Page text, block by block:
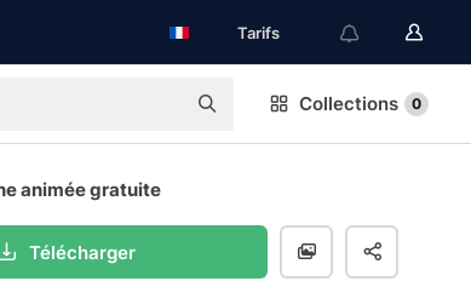
Tarifs
Collections 0
animée gratuite
Télécharger